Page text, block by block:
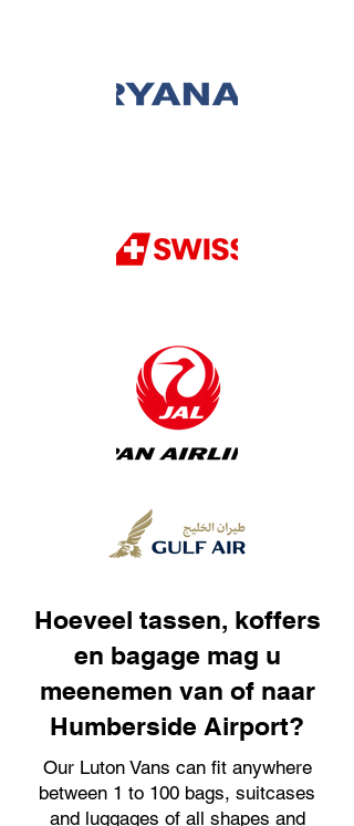
Hoeveel tassen, koffers
en bagage mag u
meenemen van of naar
Humberside Airport?
Our Luton Vans can fit anywhere
between 1 to 100 bags, suitcases
and luggages of all shapes and